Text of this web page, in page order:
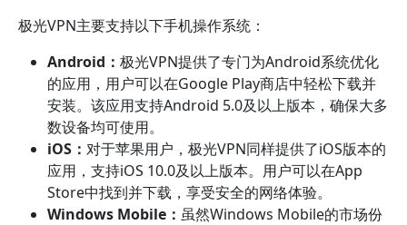
极光VPN主要支持以下手机操作系统：
Android： 极光VPN提供了专门为Android系统优化
的应用，用户可以在Google Play商店中轻松下载并
安装。该应用支持Android 5.0及以上版本，确保大多
数设备均可使用。
iOS： 对于苹果用户，极光VPN同样提供了iOS版本的
应用，支持iOS 10.0及以上版本。用户可以在App
Store中找到并下载，享受安全的网络体验。
Windows Mobile： 虽然Windows Mobile的市场份